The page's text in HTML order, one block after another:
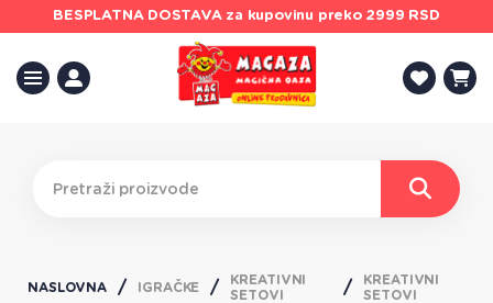
BESPLATNA DOSTAVAza kupovinu preko 2999 RSD
NASLOVNA IGRAČKE
KREATIVNI
SETOVI
KREATIVNI
SETOVI